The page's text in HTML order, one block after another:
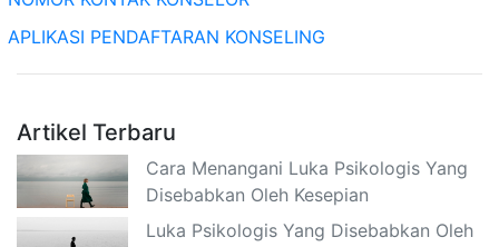
APLIKASI PENDAFTARAN KONSELING
Artikel Terbaru
Cara Menangani Luka Psikologis Yang
Disebabkan Oleh Kesepian
Luka Psikologis Yang Disebabkan Oleh